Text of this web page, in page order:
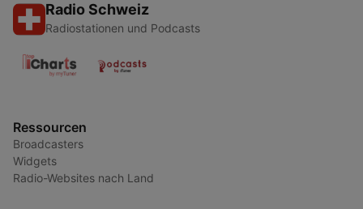
Radio Schweiz
Radiostationen und Podcasts
Ressourcen
Broadcasters
Widgets
Radio-Websites nach Land